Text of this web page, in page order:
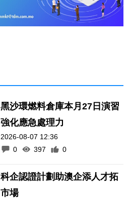
黑沙環燃料倉庫本月27日演習
強化應急處理力
2026-08-07 12:36
0
397 0
科企認證計劃助澳企添人才拓
市場